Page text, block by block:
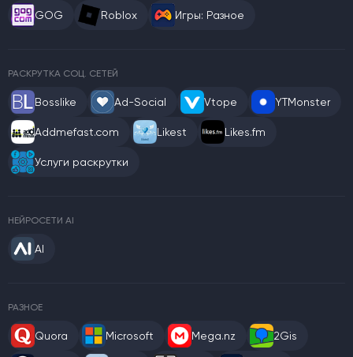
GOG Roblox Игры: Разное
РАСКРУТКА СОЦ. СЕТЕЙ
Bosslike Ad-Social Vtope YTMonster
Addmefast.com Likest Likes.fm
Услуги раскрутки
НЕЙРОСЕТИ AI
AI
РАЗНОЕ
Quora Microsoft Mega.nz 2Gis